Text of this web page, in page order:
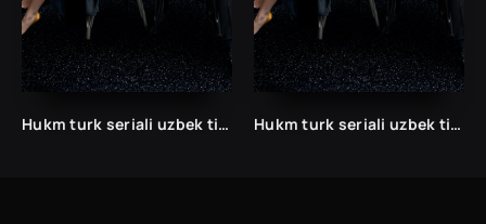
Hukm turk seriali uzbek tilida /Хукм турк сериали ўзбек тилида/ 203. 204. 205. 206. 207. 208. 209. 210. 211. 212. 213. 214. 215 barcha qismlari. Hukm turk seriali uzbek tilida /Хукм турк сериали ўзбек тилида/ 203. 204. 205. 206. 207. 208. 209. 210. 211. 212. 213. 214. 215 barcha qismlari.